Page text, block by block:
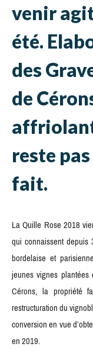
venir
été.
des
de
affriolant
reste
fait.
La Quille Rose 2018
qui connaissent
bordelaise et
jeunes vignes
Cérons, la propriété
restructuration du
conversion en vue
en 2019.